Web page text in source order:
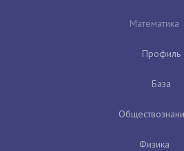
Математика
Профиль
База
Физика